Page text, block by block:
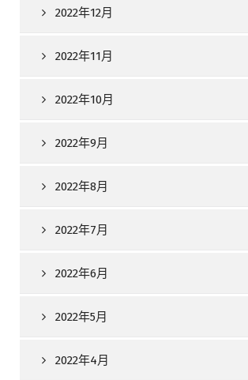
2022年12月
2022年11月
2022年10月
2022年9月
2022年8月
2022年7月
2022年6月
2022年5月
2022年4月